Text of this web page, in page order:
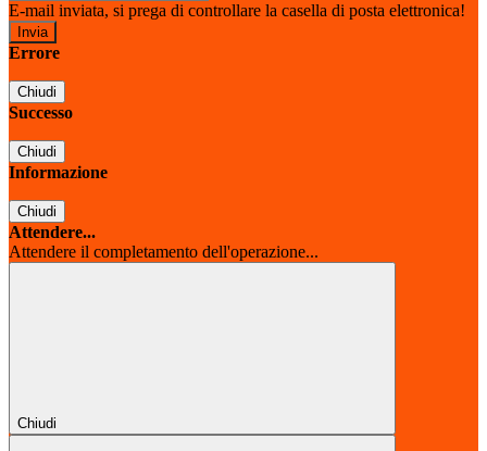
E-mail inviata, si prega di controllare la casella di posta elettronica!
Errore
Chiudi
Successo
Chiudi
Informazione
Chiudi
Attendere...
Attendere il completamento dell'operazione...
Chiudi